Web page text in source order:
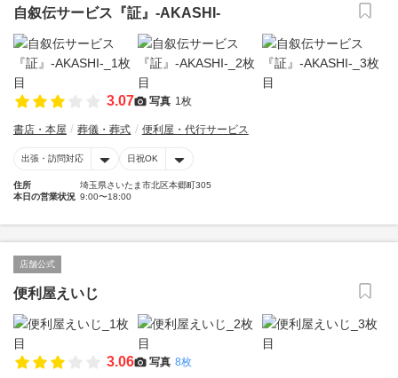
自叙伝サービス『証』-AKASHI-
3.07 写真 1枚
書店・本屋 葬儀・葬式 便利屋・代行サービス
出張・訪問対応 日祝OK
住所
埼玉県さいたま市北区本郷町305
本日の営業状況 9:00〜18:00
店舗公式
便利屋えいじ
3.06 写真 8枚